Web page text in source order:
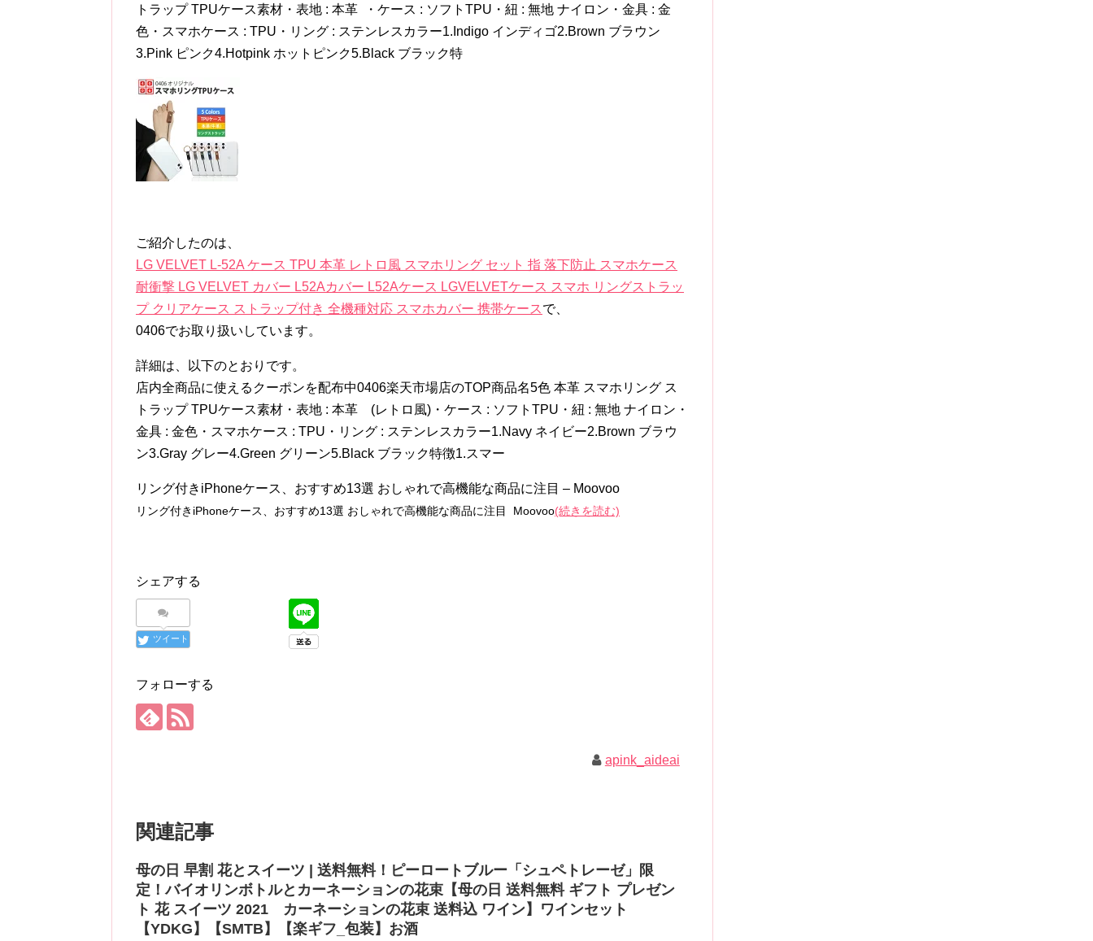
トラップ TPUケース素材・表地 : 本革 ・ケース : ソフトTPU・紐 : 無地 ナイロン・金具 : 金
色・スマホケース : TPU・リング : ステンレスカラー1.Indigo インディゴ2.Brown ブラウン
3.Pink ピンク4.Hotpink ホットピンク5.Black ブラック特
ご紹介したのは、
LG VELVET L-52A ケース TPU 本革 レトロ風 スマホリング セット 指 落下防止 スマホケース
耐衝撃 LG VELVET カバー L52Aカバー L52Aケース LGVELVETケース スマホ リングストラッ
プ クリアケース ストラップ付き 全機種対応 スマホカバー 携帯ケース で、
0406でお取り扱いしています。
詳細は、以下のとおりです。
店内全商品に使えるクーポンを配布中0406楽天市場店のTOP商品名5色 本革 スマホリング ス
トラップ TPUケース素材・表地 : 本革 (レトロ風)・ケース : ソフトTPU・紐 : 無地 ナイロン・
金具 : 金色・スマホケース : TPU・リング : ステンレスカラー1.Navy ネイビー2.Brown ブラウ
ン3.Gray グレー4.Green グリーン5.Black ブラック特徴1.スマー
リング付きiPhoneケース、おすすめ13選 おしゃれで高機能な商品に注目 – Moovoo
リング付きiPhoneケース、おすすめ13選 おしゃれで高機能な商品に注目 Moovoo(続きを読む)
シェアする
ツイート
フォローする
apink_aideai
関連記事
母の日 早割 花とスイーツ | 送料無料！ピーロートブルー「シュペトレーゼ」限
定！バイオリンボトルとカーネーションの花束【母の日 送料無料 ギフト プレゼン
ト 花 スイーツ 2021 カーネーションの花束 送料込 ワイン】ワインセット
【YDKG】【SMTB】【楽ギフ_包装】お酒